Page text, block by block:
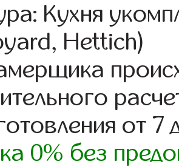
Кухня
Hettich)
от 7
0% без